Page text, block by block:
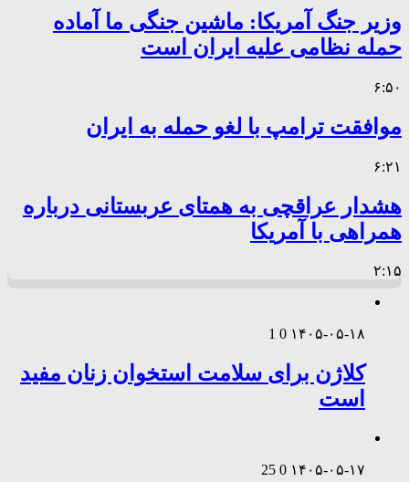
وزیر جنگ آمریکا: ماشین جنگی ما آماده
حمله نظامی علیه ایران است
۶:۵۰
موافقت ترامپ با لغو حمله به ایران
۶:۲۱
هشدار عراقچی به همتای عربستانی درباره
همراهی با آمریکا
۲:۱۵
۱۴۰۵-۰۵-۱۸ 0
1
کلاژن برای سلامت استخوان زنان مفید
است
۱۴۰۵-۰۵-۱۷ 0
25